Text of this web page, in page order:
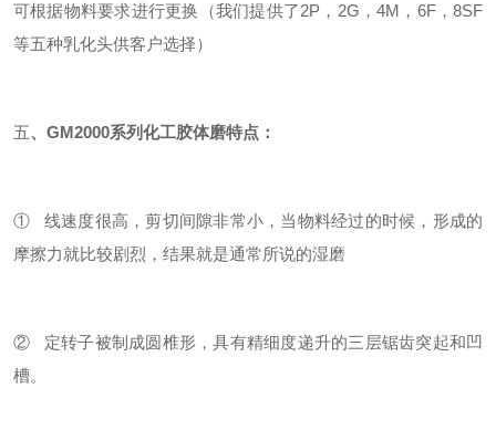
可根据物料要求进行更换（我们提供了2P，2G，4M，6F，8SF
等五种乳化头供客户选择）
五、GM2000系列化工胶体磨特点：
① 线速度很高，剪切间隙非常小，当物料经过的时候，形成的
摩擦力就比较剧烈，结果就是通常所说的湿磨
② 定转子被制成圆椎形，具有精细度递升的三层锯齿突起和凹
槽。